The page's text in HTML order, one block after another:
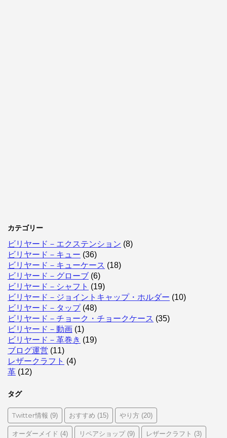
カテゴリー
ビリヤード－エクステンション (8)
ビリヤード－キュー (36)
ビリヤード－キューケース (18)
ビリヤード－グローブ (6)
ビリヤード－シャフト (19)
ビリヤード－ジョイントキャップ・ホルダー (10)
ビリヤード－タップ(48)
ビリヤード－チョーク・チョークケース (35)
ビリヤード－動画 (1)
ビリヤード－革巻き (19)
ブログ運営 (11)
レザークラフト (4)
革 (12)
タグ
Twitter情報 (9) おすすめ (15) やり方 (20)
オーダーメイド (4) リペアショップ(9) レザークラフト (3)